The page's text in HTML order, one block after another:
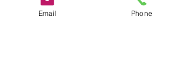
mehrheitlich Falzspuren auf.
Seltene Sammlung in gutem
Email Phone